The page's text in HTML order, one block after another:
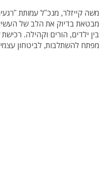
משה קייזלר, מנכ"ל עמותת
מבטאת בדיוק את הלב של
בין ילדים, הורים וקהילה.
מפתח להשתלבות, לביטחון